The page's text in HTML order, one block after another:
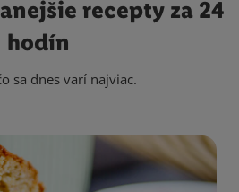
recepty za 24
hodín
sa dnes varí najviac.